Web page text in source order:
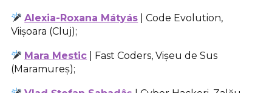
Alexia-Roxana Mátyás | Code Evolution,
Viișoara (Cluj);
Mara Mestic | Fast Coders, Vișeu de Sus
(Maramureș);